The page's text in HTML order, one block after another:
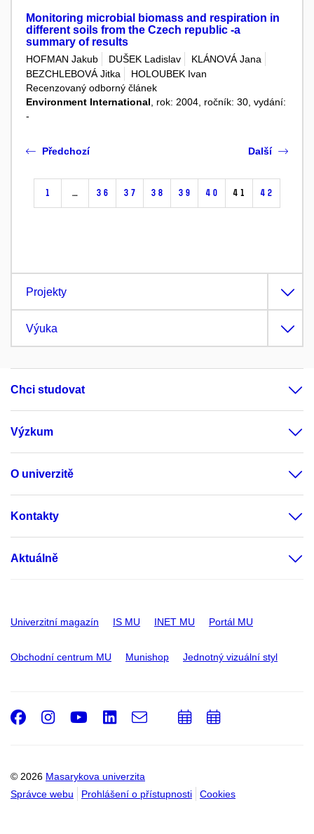
Monitoring microbial biomass and respiration in
different soils from the Czech republic -a
summary of results
HOFMAN Jakub DUŠEK Ladislav
KLÁNOVÁ Jana
BEZCHLEBOVÁ Jitka
HOLOUBEK Ivan
Recenzovaný odborný článek
Environment International, rok: 2004, ročník: 30, vydání:
-
Předchozí
1 … 36 37 38 39 40 41 42
Další
Projekty
Výuka
Chci studovat
Výzkum
O univerzitě
Kontakty
Aktuálně
Univerzitní magazín IS MU INET MU Portál MU
Obchodní centrum MU Munishop Jednotný vizuální styl
© 2026 Masarykova univerzita
Správce webu
Prohlášení o přístupnosti Cookies
Facebook
Instagram
Youtube
LinkedIn
e-
PřidatPřidat